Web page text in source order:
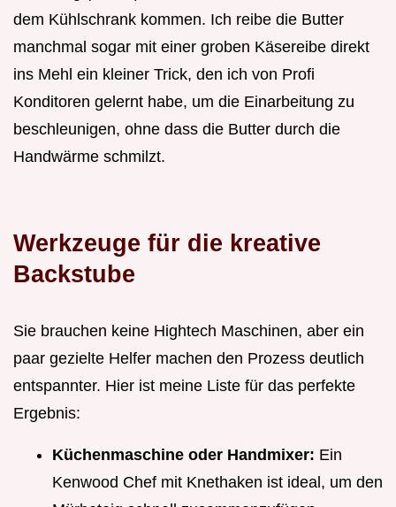
dem Kühlschrank kommen. Ich reibe die Butter
manchmal sogar mit einer groben Käsereibe direkt
ins Mehl ein kleiner Trick, den ich von Profi
Konditoren gelernt habe, um die Einarbeitung zu
beschleunigen, ohne dass die Butter durch die
Handwärme schmilzt.
Werkzeuge für die kreative
Backstube
Sie brauchen keine Hightech Maschinen, aber ein
paar gezielte Helfer machen den Prozess deutlich
entspannter. Hier ist meine Liste für das perfekte
Ergebnis:
Küchenmaschine oder Handmixer: Ein
Kenwood Chef mit Knethaken ist ideal, um den